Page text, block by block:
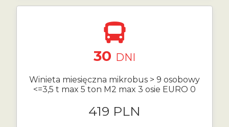
30 DNI
Winieta miesięczna mikrobus > 9 osobowy
<=3,5 t max 5 ton M2 max 3 osie EURO 0
419 PLN